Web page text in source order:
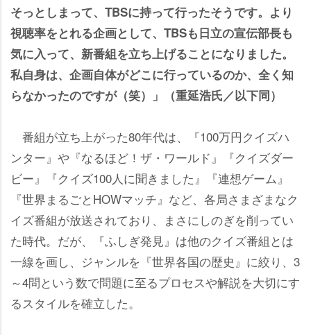
そっとしまって、TBSに持って行ったそうです。より
視聴率をとれる企画として、TBSも日立の宣伝部長も
気に入って、新番組を立ち上げることになりました。
私自身は、企画自体がどこに行っているのか、全く知
らなかったのですが（笑）」（重延浩氏／以下同）
番組が立ち上がった80年代は、『100万円クイズハ
ンター』や『なるほど！ザ・ワールド』『クイズダー
ビー』『クイズ100人に聞きました』『連想ゲーム』
『世界まるごとHOWマッチ』など、各局さまざまなク
イズ番組が放送されており、まさにしのぎを削ってい
た時代。だが、『ふしぎ発見』は他のクイズ番組とは
一線を画し、ジャンルを『世界各国の歴史』に絞り、3
～4問という数で問題に至るプロセスや解説を大切にす
るスタイルを確立した。